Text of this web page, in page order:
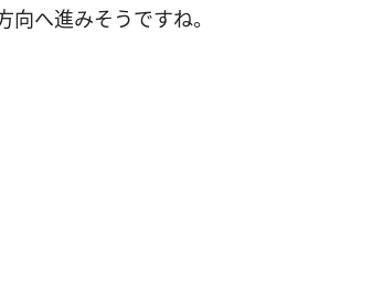
へ進みそうですね。